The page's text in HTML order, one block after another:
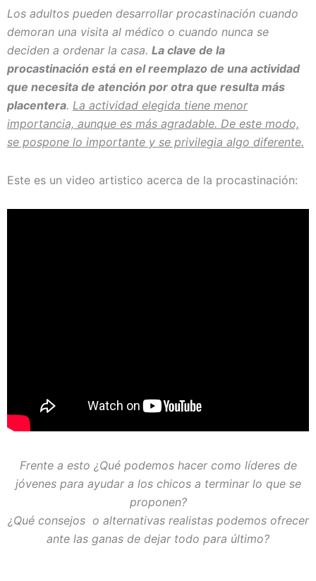
Los adultos pueden desarrollar procastinación cuando
demoran una visita al médico o cuando nunca se
deciden a ordenar la casa. La clave de la
procastinación está en el reemplazo de una actividad
que necesita de atención por otra que resulta más
placentera. La actividad elegida tiene menor
importancia, aunque es más agradable. De este modo,
se pospone lo importante y se privilegia algo diferente.
Este es un video artistico acerca de la procastinación:
Frente a esto ¿Qué podemos hacer como líderes de
jóvenes para ayudar a los chicos a terminar lo que se
proponen?
¿Qué consejos o alternativas realistas podemos ofrecer
ante las ganas de dejar todo para último?